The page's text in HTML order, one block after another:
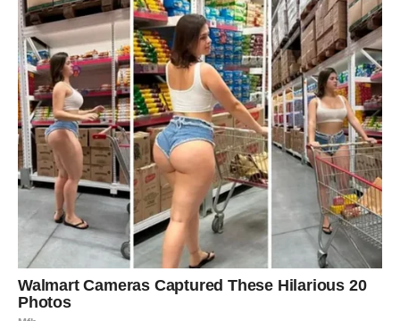
ponuditi saradnju ili vam otvoriti vrata koja su do skoro
bila zatvorena. Neće sve doći odjednom, ali ono što sada
počinje može biti veoma važno za naredni period.
Posebno je naglašeno da ne sumnjate u svoju vrednost.
Vi često znate koliko vredite, ali vas umori kada to drugi
ne vide odmah. Ipak, do kraja sedmice može se dogoditi
baš ono što vam vraća veru da ništa nije bilo uzalud.
Finansije će biti promenljive, ali stabilnije nego ranije.
Moguć je manji priliv novca, vraćanje duga, neka isplata
koju ste čekali ili pomoć koja dolazi baš onda kada vam je
najpotrebnija. Nije trenutak za impulsivne troškove, ali
jeste dobar period za planiranje, sređivanje obaveza i
vraćanje kontrole nad onim što vam je stvaralo stres. Vi